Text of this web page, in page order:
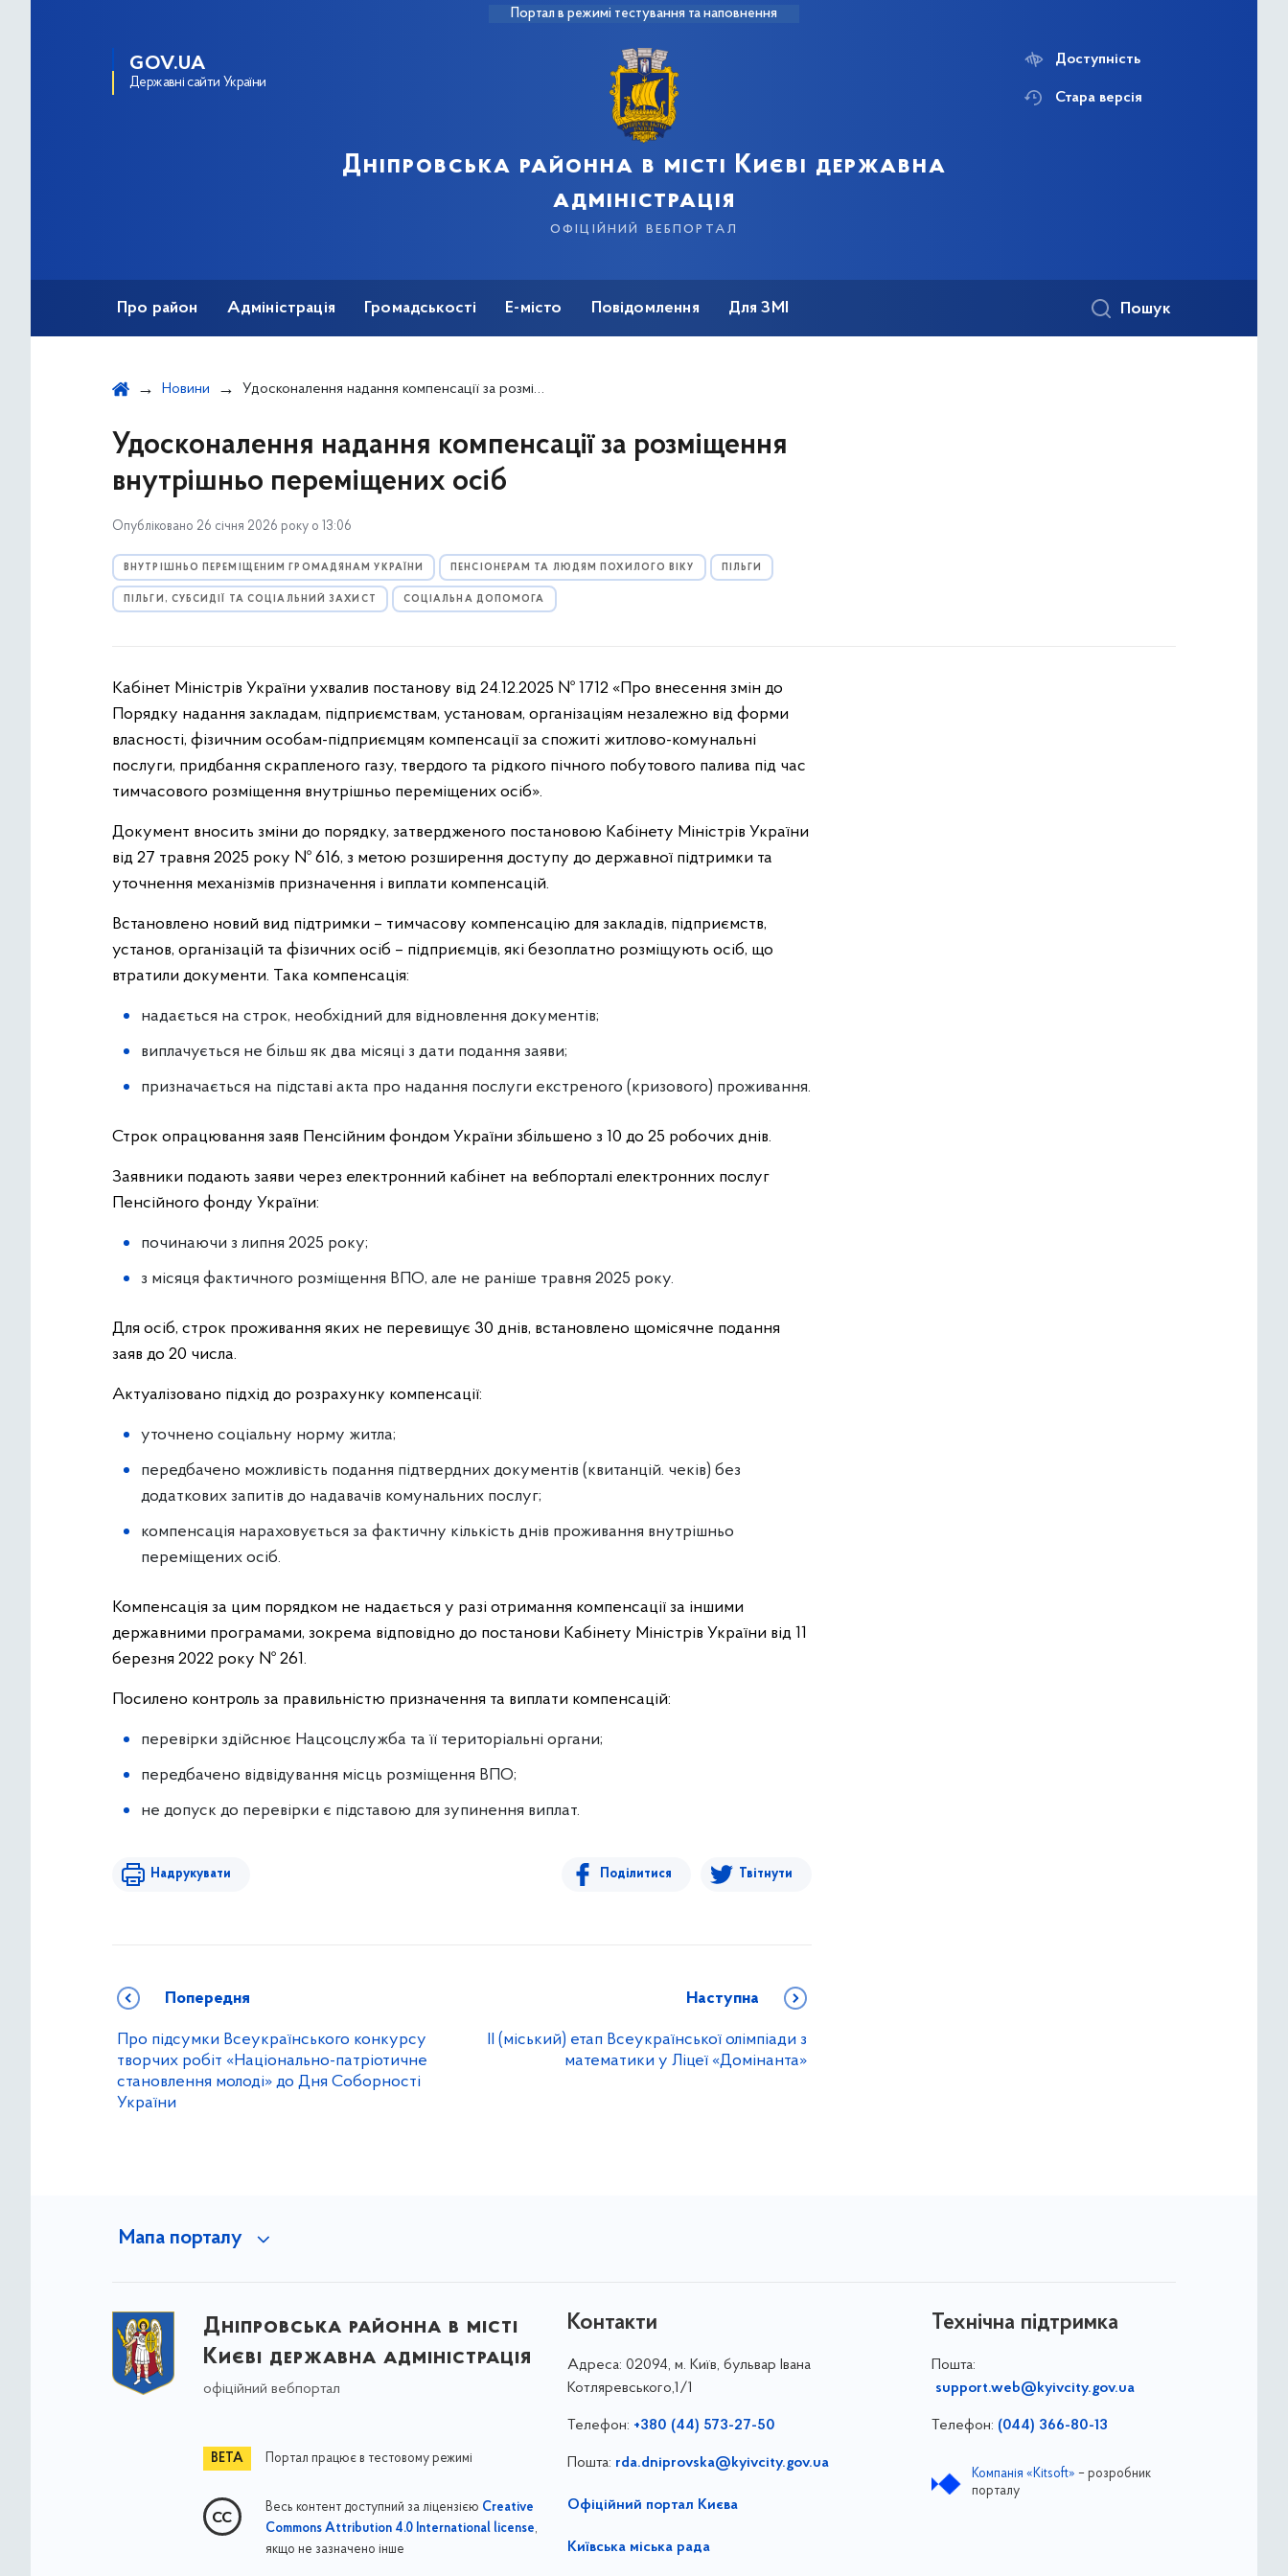
Портал в режимі тестування та наповнення
GOV.UA
Державні сайти України
Дніпровська районна в місті Києві державна
адміністрація
офіційний вебпортал
Доступність
Стара версія
Про район Адміністрація Громадськості Е-місто Повідомлення Для ЗМІ Пошук
Новини Удосконалення надання компенсації за розміщення внутрішньо переміщених осіб
Удосконалення надання компенсації за розміщення
внутрішньо переміщених осіб
Опубліковано 26 січня 2026 року о 13:06
ВНУТРІШНЬО ПЕРЕМІЩЕНИМ ГРОМАДЯНАМ УКРАЇНИ ПЕНСІОНЕРАМ ТА ЛЮДЯМ ПОХИЛОГО ВІКУ ПІЛЬГИ
ПІЛЬГИ, СУБСИДІЇ ТА СОЦІАЛЬНИЙ ЗАХИСТ СОЦІАЛЬНА ДОПОМОГА
Кабінет Міністрів України ухвалив постанову від 24.12.2025 № 1712 «Про внесення змін до
Порядку надання закладам, підприємствам, установам, організаціям незалежно від форми
власності, фізичним особам-підприємцям компенсації за спожиті житлово-комунальні
послуги, придбання скрапленого газу, твердого та рідкого пічного побутового палива під час
тимчасового розміщення внутрішньо переміщених осіб».
Документ вносить зміни до порядку, затвердженого постановою Кабінету Міністрів України
від 27 травня 2025 року № 616, з метою розширення доступу до державної підтримки та
уточнення механізмів призначення і виплати компенсацій.
Встановлено новий вид підтримки – тимчасову компенсацію для закладів, підприємств,
установ, організацій та фізичних осіб – підприємців, які безоплатно розміщують осіб, що
втратили документи. Така компенсація:
надається на строк, необхідний для відновлення документів;
виплачується не більш як два місяці з дати подання заяви;
призначається на підставі акта про надання послуги екстреного (кризового) проживання.
Строк опрацювання заяв Пенсійним фондом України збільшено з 10 до 25 робочих днів.
Заявники подають заяви через електронний кабінет на вебпорталі електронних послуг
Пенсійного фонду України:
починаючи з липня 2025 року;
з місяця фактичного розміщення ВПО, але не раніше травня 2025 року.
Для осіб, строк проживання яких не перевищує 30 днів, встановлено щомісячне подання
заяв до 20 числа.
Актуалізовано підхід до розрахунку компенсації:
уточнено соціальну норму житла;
передбачено можливість подання підтвердних документів (квитанцій. чеків) без
додаткових запитів до надавачів комунальних послуг;
компенсація нараховується за фактичну кількість днів проживання внутрішньо
переміщених осіб.
Компенсація за цим порядком не надається у разі отримання компенсації за іншими
державними програмами, зокрема відповідно до постанови Кабінету Міністрів України від 11
березня 2022 року № 261.
Посилено контроль за правильністю призначення та виплати компенсацій:
перевірки здійснює Нацсоцслужба та її територіальні органи;
передбачено відвідування місць розміщення ВПО;
не допуск до перевірки є підставою для зупинення виплат.
Надрукувати Поділитися Твітнути
Попередня
Про підсумки Всеукраїнського конкурсу
творчих робіт «Національно-патріотичне
становлення молоді» до Дня Соборності
України
Наступна
ІІ (міський) етап Всеукраїнської олімпіади з
математики у Ліцеї «Домінанта»
Мапа порталу
Дніпровська районна в місті
Києві державна адміністрація
офіційний вебпортал
Портал працює в тестовому режимі
Весь контент доступний за ліцензією Creative
Commons Attribution 4.0 International license,
якщо не зазначено інше
Контакти
Адреса: 02094, м. Київ, бульвар Івана
Котляревського,1/1
Телефон: +380 (44) 573-27-50
Пошта: rda.dniprovska@kyivcity.gov.ua
Офіційний портал Києва
Київська міська рада
Технічна підтримка
Пошта:
support.web@kyivcity.gov.ua
Телефон: (044) 366-80-13
Компанія «Kitsoft» – розробник
порталу